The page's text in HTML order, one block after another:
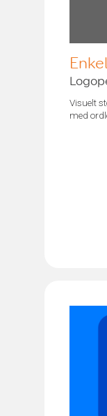
Visuelt
med